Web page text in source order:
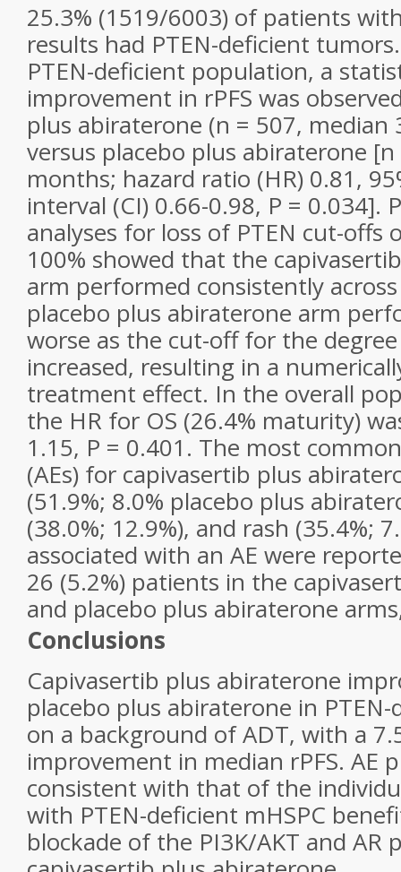
25.3% (1519/6003) of patients
results had PTEN-deficient
PTEN-deficient population, a
improvement in rPFS was
plus abiraterone (n = 507, median
versus placebo plus abiraterone [n
months; hazard ratio (HR) 0.81,
interval (CI) 0.66-0.98, P = 0.034].
analyses for loss of PTEN cut-offs
100% showed that the
arm performed consistently
placebo plus abiraterone arm
worse as the cut-off for the
increased, resulting in a
treatment effect. In the overall
the HR for OS (26.4% maturity)
1.15, P = 0.401. The most
(AEs) for capivasertib plus
(51.9%; 8.0% placebo plus
(38.0%; 12.9%), and rash (35.4%;
associated with an AE were
26 (5.2%) patients in the
and placebo plus abiraterone
Conclusions
Capivasertib plus abiraterone
placebo plus abiraterone in PTEN-
on a background of ADT, with a
improvement in median rPFS. AE
consistent with that of the
with PTEN-deficient mHSPC
blockade of the PI3K/AKT and AR